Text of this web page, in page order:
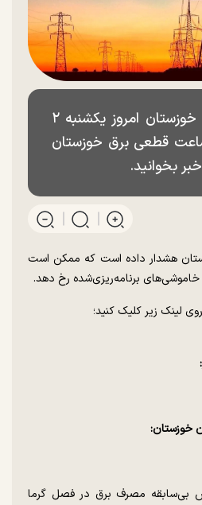
جدول قطعی برق خوزستان امروز یکشنبه ۲
۱۴۰۴ و ساعت قطعی برق خوزستان
بخوانید.
هشدار داده است که ممکن است
لینک زیر کلیک کنید؛
خوزستان:
بی‌سابقه مصرف برق در فصل گرما